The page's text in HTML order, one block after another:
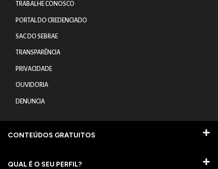
TRABALHE CONOSCO
PORTAL DO CREDENCIADO
SAC DO SEBRAE
TRANSPARÊNCIA
PRIVACIDADE
OUVIDORIA
DENUNCIA
CONTEÚDOS GRATUITOS
QUAL É O SEU PERFIL?